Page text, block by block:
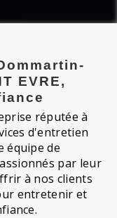
EVRE,
réputée à
d'entretien
équipe de
par leur
à nos clients
entretenir et